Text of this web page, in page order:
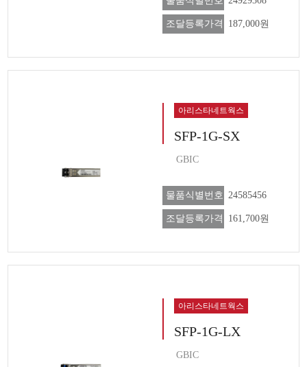
조달등록가격 187,000원
아리스타네트웍스
SFP-1G-SX
GBIC
물품식별번호 24585456
조달등록가격 161,700원
아리스타네트웍스
SFP-1G-LX
GBIC